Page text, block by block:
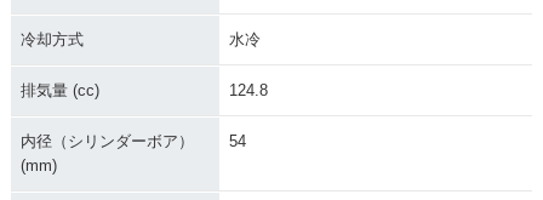
冷却方式 水冷
排気量 (cc) 124.8
内径（シリンダーボア）
(mm)
54